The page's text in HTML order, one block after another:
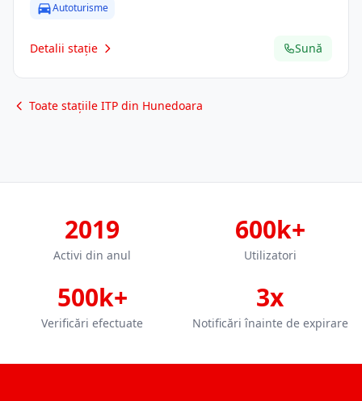
Autoturisme
Detalii stație Sună
Toate stațiile ITP din Hunedoara
2019
Activi din anul
600k+
Utilizatori
500k+
Verificări efectuate
3x
Notificări înainte de expirare